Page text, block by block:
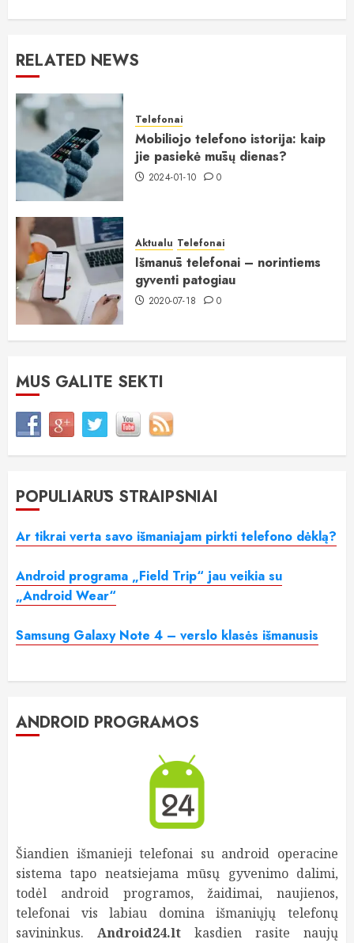
RELATED NEWS
Telefonai
Mobiliojo telefono istorija: kaip
jie pasiekė mūsų dienas?
2024-01-10 0
Aktualu Telefonai
Išmanūs telefonai – norintiems
gyventi patogiau
2020-07-18 0
MUS GALITE SEKTI
POPULIARŪS STRAIPSNIAI
Ar tikrai verta savo išmaniajam pirkti telefono dėklą?
Android programa „Field Trip“ jau veikia su
„Android Wear“
Samsung Galaxy Note 4 – verslo klasės išmanusis
ANDROID PROGRAMOS
Šiandien išmanieji telefonai su android operacine
sistema tapo neatsiejama mūsų gyvenimo dalimi,
todėl android programos, žaidimai, naujienos,
telefonai vis labiau domina išmaniųjų telefonų
savininkus. Android24.lt kasdien rasite naujų